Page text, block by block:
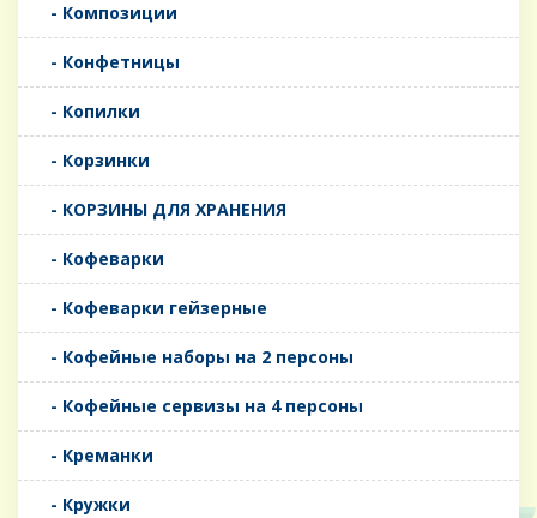
- Композиции
- Конфетницы
- Копилки
- Корзинки
- КОРЗИНЫ ДЛЯ ХРАНЕНИЯ
- Кофеварки
- Кофеварки гейзерные
- Кофейные наборы на 2 персоны
- Кофейные сервизы на 4 персоны
- Креманки
- Кружки